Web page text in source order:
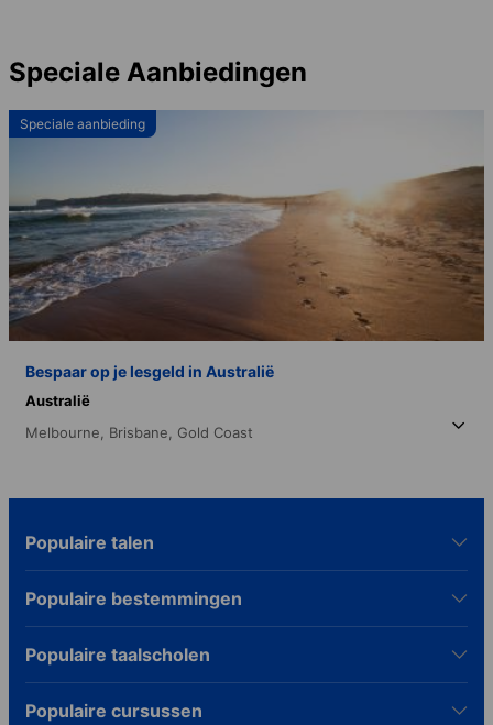
Speciale Aanbiedingen
Speciale aanbieding
Bespaar op je lesgeld in Australië
Australië
Melbourne, Brisbane, Gold Coast
Populaire talen
Populaire bestemmingen
Populaire taalscholen
Populaire cursussen